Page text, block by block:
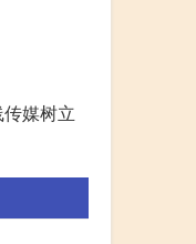
媒树立